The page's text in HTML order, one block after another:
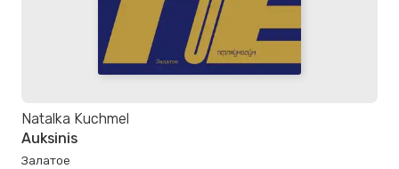
Natalka Kuchmel
Auksinis
Залатое